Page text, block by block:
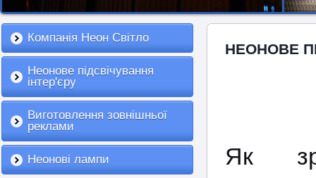
Компанія Неон Світло
Неонове підсвічування
інтер'єру
Виготовлення зовнішньої
реклами
Неонові лампи
НЕОНОВЕ
Як